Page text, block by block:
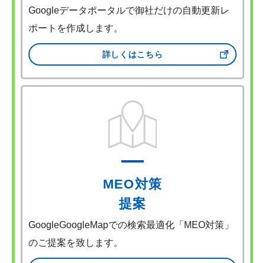
Googleデータポータルで御社だけの自動更新レ
ポートを作成します。
詳しくはこちら
MEO対策
提案
GoogleGoogleMapでの検索最適化「MEO対策」
のご提案を致します。